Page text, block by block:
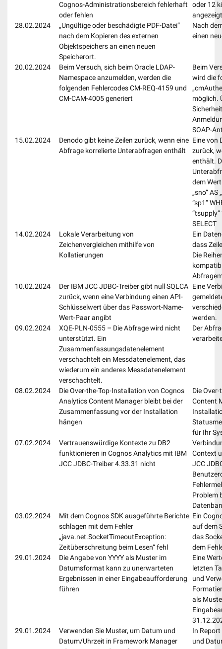
Cognos-Administrationsbereich fehlerhaft
oder fehlen
oder 12
28.02.2024
„Ungültige oder beschädigte PDF-Datei“
nach dem Kopieren des externen
Objektspeichers an einen neuen
Speicherort.
Nach
einen
20.02.2024
Beim Versuch, sich beim Oracle LDAP-
Namespace anzumelden, werden die
folgenden Fehlercodes CM-REQ-4159 und
CM-CAM-4005 generiert
Beim
wird die
möglich.
SOAP-
15.02.2024
Denodo gibt keine Zeilen zurück, wenn eine
Abfrage korrelierte Unterabfragen enthält
Eine von
zurück,
enthält.
dem
„sno“ AS
“sp1”
“tsupply”
SELECT
14.02.2024
Lokale Verarbeitung von
Zeichenvergleichen mithilfe von
Kollatierungen
Ein
dass
Die
10.02.2024
Der IBM JCC JDBC-Treiber gibt null SQLCA
zurück, wenn eine Verbindung einen API-
Schlüsselwert über das Passwort-Name-
Wert-Paar angibt
Eine
werden.
09.02.2024
XQE-PLN-0555 – Die Abfrage wird nicht
unterstützt. Ein
Zusammenfassungsdatenelement
verschachtelt ein Messdatenelement, das
wiederum ein anderes Messdatenelement
verschachtelt.
Der
08.02.2024
Die Over-the-Top-Installation von Cognos
Analytics Content Manager bleibt bei der
Zusammenfassung vor der Installation
hängen
Die
Content
für Ihr
07.02.2024
Vertrauenswürdige Kontexte zu DB2
funktionieren in Cognos Analytics mit IBM
JCC JDBC-Treiber 4.33.31 nicht
Context
JCC
Problem
03.02.2024
Mit dem Cognos SDK ausgeführte Berichte
schlagen mit dem Fehler
„java.net.SocketTimeoutException:
Zeitüberschreitung beim Lesen“ fehl
Ein
auf dem
das
dem
29.01.2024
Die Angabe von YYYY als Muster im
Datumsformat kann zu unerwarteten
Ergebnissen in einer Eingabeaufforderung
führen
Eine
letzten
und
als
29.01.2024
Verwenden Sie Muster, um Datum und
Datum/Uhrzeit in Framework Manager
In
und